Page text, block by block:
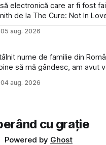
electronică care ar fi fost
de la The Cure: Not In
masculină a acelui duo era
la
05 aug. 2026
nume de familie din
să mă gândesc, am avut
etimologia termenului de
04 aug. 2026
cu grație
Powered by Ghost